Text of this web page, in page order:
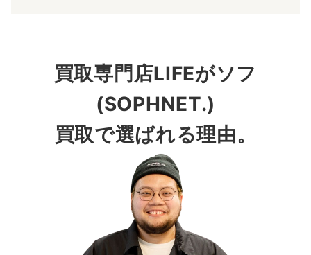
買取専門店LIFEがソフ
(SOPHNET.)
買取で選ばれる理由。